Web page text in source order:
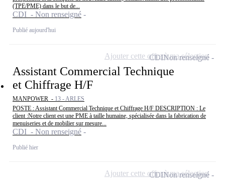
(TPE/PME) dans le but de...
CDI - Non renseigné
Publié aujourd'hui
Assistant Commercial Technique
et Chiffrage H/F
MANPOWER - 13 - ARLES
POSTE : Assistant Commercial Technique et Chiffrage H/F DESCRIPTION : Le
client :Notre client est une PME à taille humaine, spécialisée dans la fabrication de
menuiseries et de mobilier sur mesure...
CDI - Non renseigné
Publié hier
CDINon renseigné
Ajouter cette offre à ma sélection
CDINon renseigné
Ajouter cette offre à ma sélection